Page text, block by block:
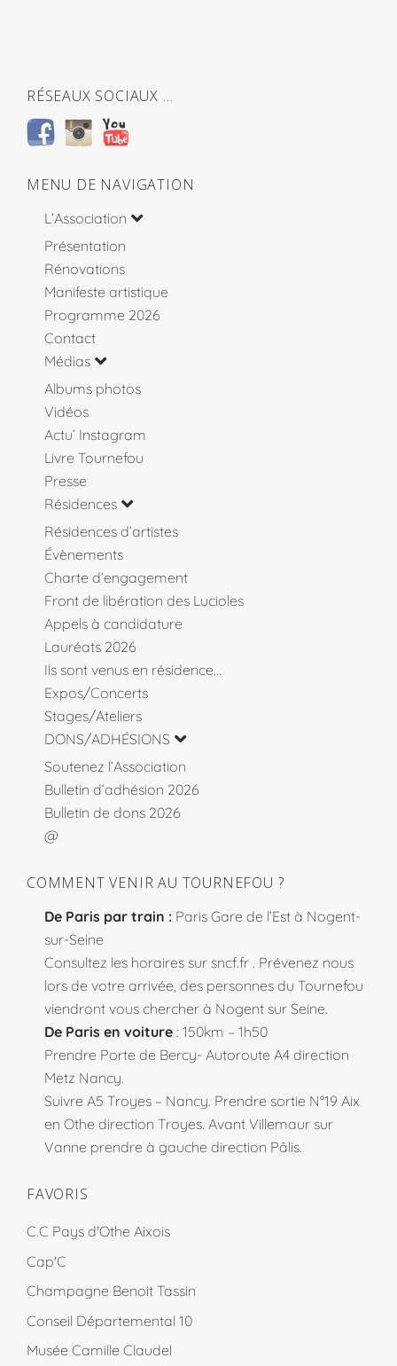
RÉSEAUX SOCIAUX …
MENU DE NAVIGATION
L’Association
Présentation
Rénovations
Manifeste artistique
Programme 2026
Contact
Médias
Albums photos
Vidéos
Actu’ Instagram
Livre Tournefou
Presse
Résidences
Résidences d’artistes
Évènements
Charte d’engagement
Front de libération des Lucioles
Appels à candidature
Lauréats 2026
Ils sont venus en résidence…
Expos/Concerts
Stages/Ateliers
DONS/ADHÉSIONS
Soutenez l’Association
Bulletin d’adhésion 2026
Bulletin de dons 2026
@
COMMENT VENIR AU TOURNEFOU ?
De Paris par train : Paris Gare de l’Est à Nogent-
sur-Seine
Consultez les horaires sur sncf.fr . Prévenez nous
lors de votre arrivée, des personnes du Tournefou
viendront vous chercher à Nogent sur Seine.
De Paris en voiture : 150km – 1h50
Prendre Porte de Bercy- Autoroute A4 direction
Metz Nancy.
Suivre A5 Troyes – Nancy. Prendre sortie N°19 Aix
en Othe direction Troyes. Avant Villemaur sur
Vanne prendre à gauche direction Pâlis.
FAVORIS
C.C Pays d'Othe Aixois
Cap'C
Champagne Benoit Tassin
Conseil Départemental 10
Musée Camille Claudel